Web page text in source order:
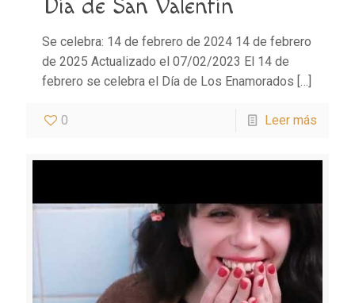
Día de San Valentín
Se celebra: 14 de febrero de 2024 14 de febrero
de 2025 Actualizado el 07/02/2023 El 14 de
febrero se celebra el Día de Los Enamorados […]
0 Leer más